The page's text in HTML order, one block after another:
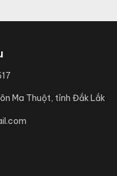
Ma Thuột, tỉnh Đắk Lắk